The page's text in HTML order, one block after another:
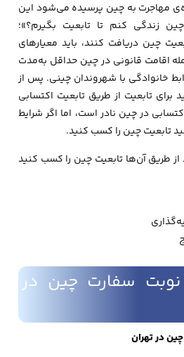
مهاجرت به چین پرسیده می‌شود این
زندگی کنم تا تابعیت بگیرم؟»؛
چین دریافت کنند، باید معیارهای
اقامت قانونی در چین حداقل به‌مدت
خانوادگی با شهروندان چینی. پس از
برای تابعیت از طریق تابعیت اکتسابی
در چین نادر است، اما اگر شرایط
تابعیت چین را کسب کنید.
از طریق آن‌ها تابعیت چین را کسب کنید
سفارت چین در
در تهران